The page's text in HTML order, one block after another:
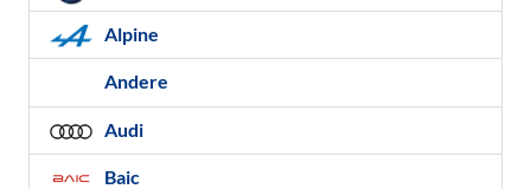
Alpine
Andere
Audi
Baic